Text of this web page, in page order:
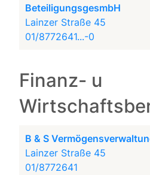
BeteiligungsgesmbH
Lainzer Straße 45
01/8772641...-0
Finanz- u
B & S
Lainzer Straße 45
01/8772641